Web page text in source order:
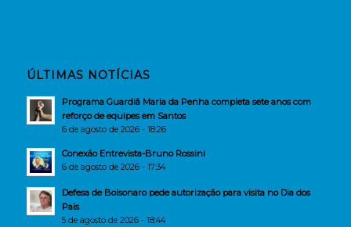
ÚLTIMAS NOTÍCIAS
Programa Guardiã Maria da Penha completa sete anos com
reforço de equipes em Santos
6 de agosto de 2026 - 18:26
Conexão Entrevista-Bruno Rossini
6 de agosto de 2026 - 17:34
Defesa de Bolsonaro pede autorização para visita no Dia dos
Pais
5 de agosto de 2026 - 18:44